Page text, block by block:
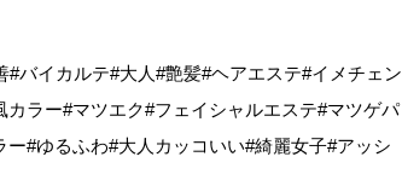
バイカルテ#大人#艶髪#ヘアエステ#イメチェン
ラー#マツエク#フェイシャルエステ#マツゲパ
#ゆるふわ#大人カッコいい#綺麗女子#アッシ